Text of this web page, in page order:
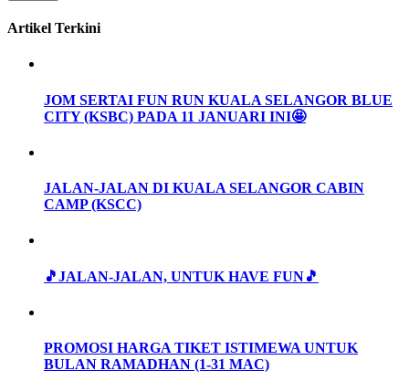
Artikel Terkini
JOM SERTAI FUN RUN KUALA SELANGOR BLUE
CITY (KSBC) PADA 11 JANUARI INI🤩
JALAN-JALAN DI KUALA SELANGOR CABIN
CAMP (KSCC)
🎵JALAN-JALAN, UNTUK HAVE FUN🎵
PROMOSI HARGA TIKET ISTIMEWA UNTUK
BULAN RAMADHAN (1-31 MAC)